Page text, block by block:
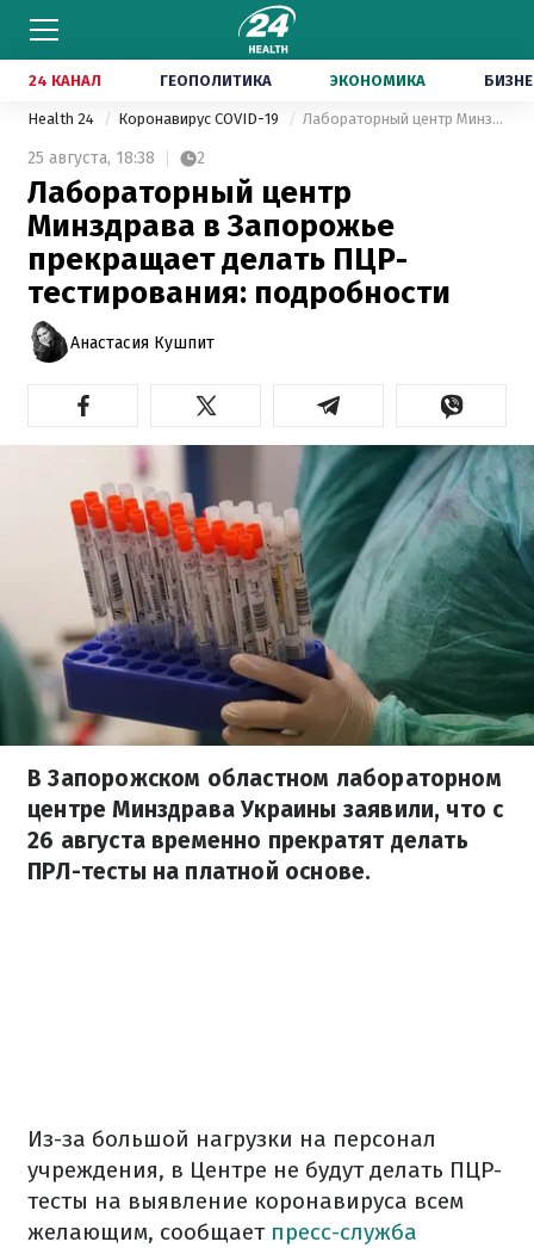
24 КАНАЛ ГЕОПОЛИТИКА ЭКОНОМИКА
Health 24 Коронавирус COVID-19 Лабораторный центр Минздрава в Запорожье прекращает делать ПЦР-тестирования: подробности
25 августа, 18:38 2
Лабораторный центр
Минздрава в Запорожье
прекращает делать ПЦР-
тестирования: подробности
Анастасия Кушпит
В Запорожском областном лабораторном
центре Минздрава Украины заявили, что с
26 августа временно прекратят делать
ПРЛ-тесты на платной основе.
Из-за большой нагрузки на персонал
учреждения, в Центре не будут делать ПЦР-
тесты на выявление коронавируса всем
желающим, сообщает пресс-служба